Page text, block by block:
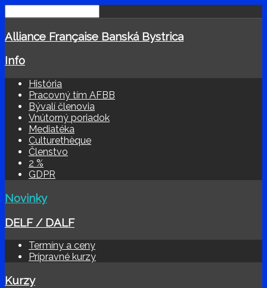
Alliance Française Banská Bystrica
Info
História
Pracovný tím AFBB
Bývalí členovia
Vnútorný poriadok
Mediatéka
Culturethèque
Členstvo
2 %
GDPR
Novinky
DELF / DALF
Termíny a ceny
Prípravné kurzy
Kurzy